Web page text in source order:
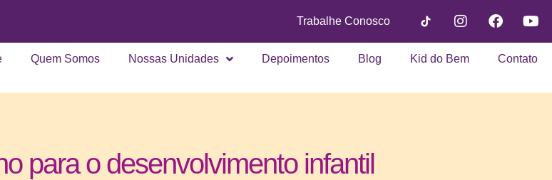
Trabalhe Conosco
Quem Somos Nossas Unidades Depoimentos Blog Kid do Bem Contato
para o desenvolvimento infantil